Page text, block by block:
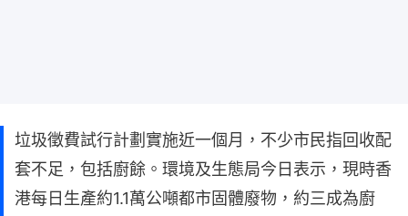
垃圾徵費試行計劃實施近一個月，不少市民指回收配
套不足，包括廚餘。環境及生態局今日表示，現時香
港每日生產約1.1萬公噸都市固體廢物，約三成為廚